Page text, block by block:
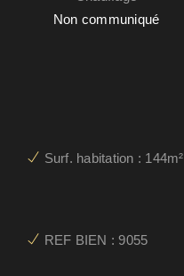
Non communiqué
Surf. habitation : 144m²
REF BIEN : 9055